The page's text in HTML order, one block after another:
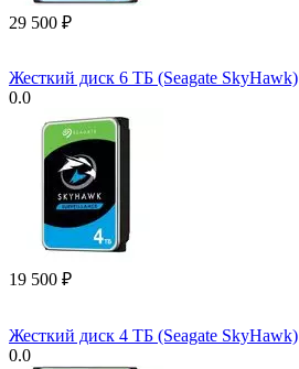
29 500 ₽
Жесткий диск 6 ТБ (Seagate SkyHawk)
0.0
19 500 ₽
Жесткий диск 4 ТБ (Seagate SkyHawk)
0.0